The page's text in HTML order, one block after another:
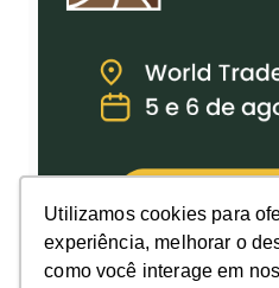
Utilizamos cookies para
experiência, melhorar o
como você interage em
Utilizamos cookies para
experiência, melhorar o
como você interage em